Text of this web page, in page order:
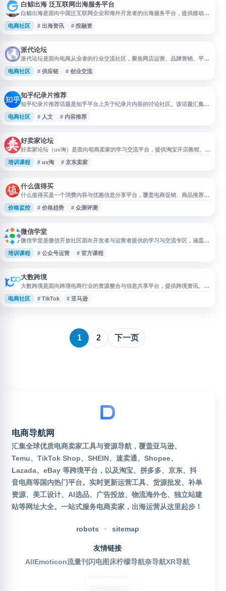
白鲸出海 泛互联网出海服务平台
白鲸出海是面向中国泛互联网企业和海外开发者的出海服务平台，提供移动出
海相关资讯、7×24h快讯、问答话题、行业数据、公司与产品信息、资本动
态、榜单专辑、投放资源等内容，并涵盖合作、招聘、活动、投融资及社群社
电商社区 # 出海资讯 # 投融资
派代论坛
派代论坛是面向电商从业者的行业交流社区，聚焦网店运营、品牌营销、平台
规则、供应链管理、跨境电商及创业经验等话题。用户可在论坛中浏览电商案
例、运营心得、行业观点和问题讨论，适合电商卖家、运营人员、品牌商及相
电商社区 # 供应链 # 创业交流
知乎纪录片推荐
知乎纪录片推荐话题是知乎平台上关于纪录片内容的讨论社区。该话题汇集了
用户分享的各类纪录片推荐、观影心得和专业评析。内容涵盖历史人文、自然
地理、社会调查、科学探索、艺术文化等多个领域的纪录片作品。用户可以在
实用信息，适合纪录
电商社区 # 人文 # 内容推荐
好卖家论坛
好卖家论坛（uv淘）是面向电商卖家的学习交流平台，提供淘宝开店教程、拼
多多培训教程、抖音电商教程、京东卖家教程等内容，覆盖店铺运营、平台规
则、营销推广和实操经验分享。网站适合淘宝、拼多多、抖音电商、京东等平
培训课程 # uv淘 # 京东卖家
什么值得买
什么值得买是一个消费内容与优惠信息分享平台，覆盖电商促销、商品推荐、
使用体验、消费攻略等内容。网站提供好价爆料、精选文章、众测评测、百科
信息及社区讨论，帮助用户了解商品价格趋势、选购建议和真实消费经验，适
价格监控 # 价格趋势 # 众测评测
微信学堂
微信学堂是微信开放社区面向开发者与运营者提供的学习与交流专区，涵盖小
程序、公众号、微信公众平台等相关内容。用户可通过该平台获取微信生态产
品能力介绍、开发运营经验、官方课程与社区讨论信息，了解小程序开发、功
培训课程 # 公众号运营 # 官方课程
大数跨境
大数跨境是面向跨境电商行业的资源整合与信息共享平台，提供跨境资讯、行
业快讯、活动发布、企业查询、研报下载、跨境百科、工具导航、全球开店、
知识体系和社群等服务。用户可免费注册认证，发布图文、活动信息，并搭建
电商社区 # TikTok # 亚马逊
1 2 下一页
电商导航网
汇集全球优质电商卖家工具与资源导航，覆盖亚马逊、
Temu、TikTok Shop、SHEIN、速卖通、Shopee、
Lazada、eBay 等跨境平台，以及淘宝、拼多多、京东、抖
音电商等国内热门平台。实时更新运营工具、货源批发、补单
资源、美工设计、AI选品、广告投放、物流海外仓、独立站建
站等网址大全。一站式服务电商卖家，出海运营从这里起步！
robots sitemap
友情链接
AllEmoticon流量刊 闪电图床柠檬导航奈导航XR导航